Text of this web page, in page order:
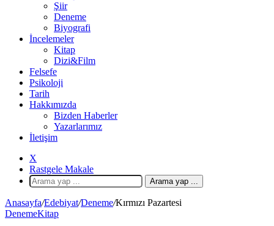
Şiir
Deneme
Biyografi
İncelemeler
Kitap
Dizi&Film
Felsefe
Psikoloji
Tarih
Hakkımızda
Bizden Haberler
Yazarlarımız
İletişim
X
Rastgele Makale
Arama yap ...
Anasayfa/Edebiyat/Deneme/Kırmızı Pazartesi
DenemeKitap